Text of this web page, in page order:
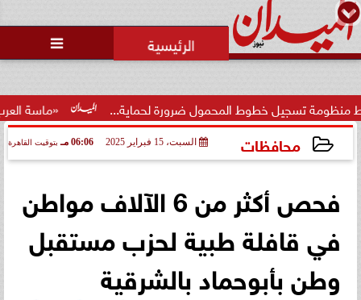

«ماسة العرب» تتوج سعاد المحمول ضرورة لحماية...
محافظات السبت، 15 فبراير 2025 06:06 مـ بتوقيت القاهرة
فحص أكثر من 6 الآلاف مواطن
في قافلة طبية لحزب مستقبل
وطن بأبوحماد بالشرقية